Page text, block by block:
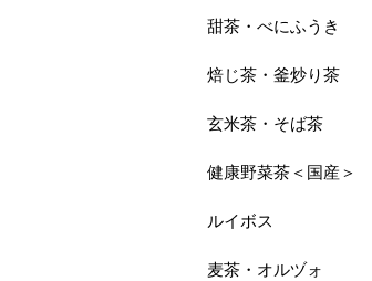
甜茶・べにふうき
焙じ茶・釜炒り茶
玄米茶・そば茶
健康野菜茶＜国産＞
ルイボス
麦茶・オルヅォ